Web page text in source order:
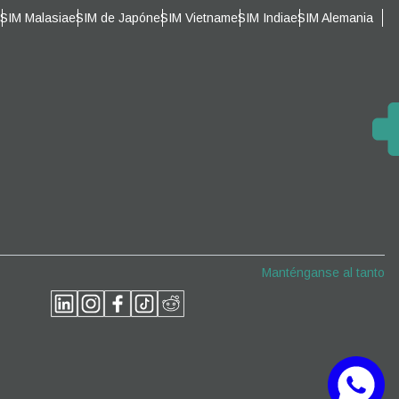
MalasiaeSIM de JapóneSIM VietnameSIM IndiaeSIM Alemania
Manténganse al tanto